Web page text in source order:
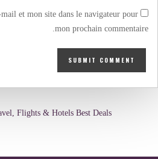
et mon site dans le navigateur pour
mon prochain commentaire.
Flights & Hotels Best Deals